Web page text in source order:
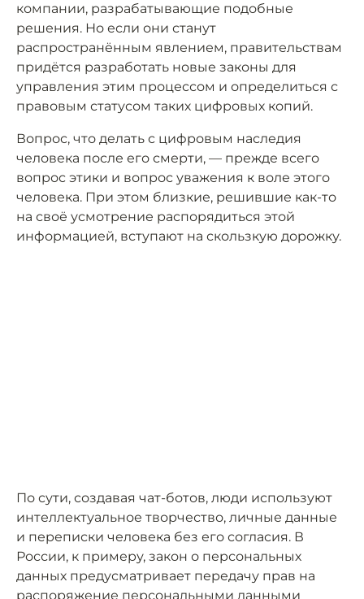
компании, разрабатывающие подобные
решения. Но если они станут
распространённым явлением, правительствам
придётся разработать новые законы для
управления этим процессом и определиться с
правовым статусом таких цифровых копий.
Вопрос, что делать с цифровым наследия
человека после его смерти, — прежде всего
вопрос этики и вопрос уважения к воле этого
человека. При этом близкие, решившие как-то
на своё усмотрение распорядиться этой
информацией, вступают на скользкую дорожку.
По сути, создавая чат-ботов, люди используют
интеллектуальное творчество, личные данные
и переписки человека без его согласия. В
России, к примеру, закон о персональных
данных предусматривает передачу прав на
распоряжение персональными данными